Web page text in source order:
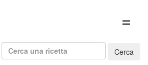
Ricerca
per: